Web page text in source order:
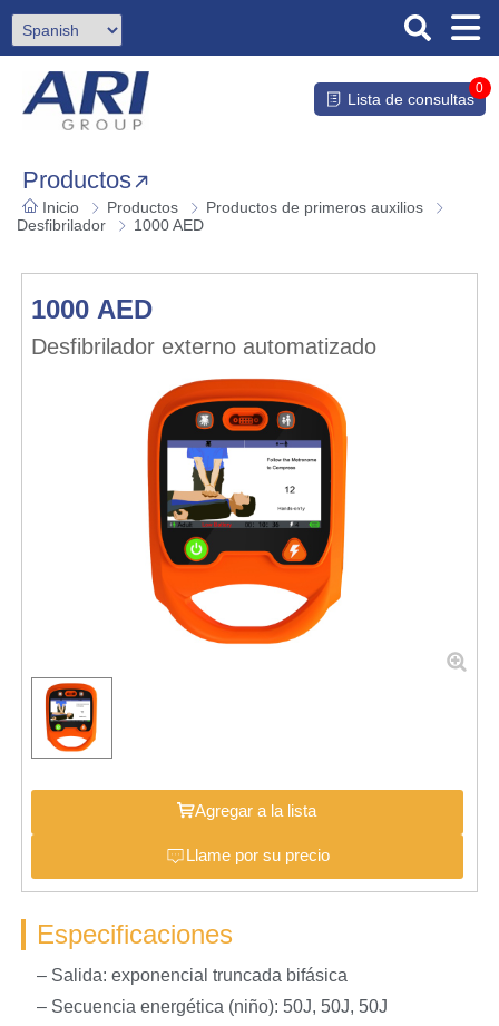
Lista de consultas
0
Productos
Inicio Productos
Productos de primeros auxilios
Desfibrilador
1000 AED
1000 AED
Desfibrilador externo automatizado
Agregar a la lista
Llame por su precio
Especificaciones
– Salida: exponencial truncada bifásica
– Secuencia energética (niño): 50J, 50J, 50J